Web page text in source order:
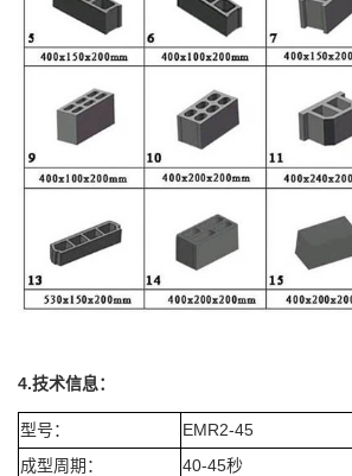
4.技术信息：
型号： EMR2-45
成型周期： 40-45秒